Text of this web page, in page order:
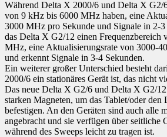
Während Delta X 2000/6 und Delta X G2/
von 9 kHz bis 6000 MHz haben, eine
3000 MHz pro Sekunde und Signale in 2-3
das Delta X G2/12 einen Frequenzbereich
MHz, eine Aktualisierungsrate von 3000-
und erkennt Signale in 3-4 Sekunden.
Ein weiterer großer Unterschied besteht
2000/6 ein stationäres Gerät ist, das nicht
Das neue Delta X G2/6 und Delta X G2/
starken Magneten, um das Tablet/oder den
befestigen. An den Geräten sind auch alle
angebracht und sie verfügen über seitliche
während des Sweeps leicht zu tragen ist.